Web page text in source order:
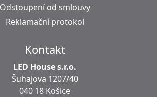
Odstoupení od smlouvy
Reklamační protokol
Kontakt
LED House s.r.o.
Šuhajova 1207/40
040 18 Košice